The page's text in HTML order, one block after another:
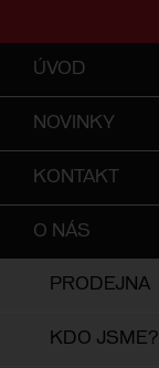
ÚVOD
NOVINKY
KONTAKT
O NÁS
PRODEJNA
KDO JSME?